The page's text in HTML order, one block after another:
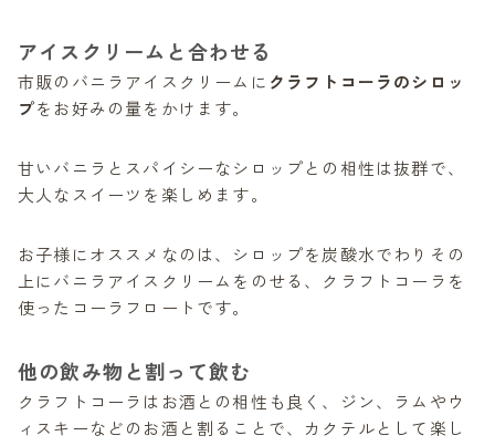
アイスクリームと合わせる
市販のバニラアイスクリームに クラフトコーラのシロッ
プをお好みの量をかけます。
甘いバニラとスパイシーなシロップとの相性は抜群で、
大人なスイーツを楽しめます。
お子様にオススメなのは、シロップを炭酸水でわりその
上にバニラアイスクリームをのせる、クラフトコーラを
使ったコーラフロートです。
他の飲み物と割って飲む
クラフトコーラはお酒との相性も良く、ジン、ラムやウ
ィスキーなどのお酒と割ることで、カクテルとして楽し